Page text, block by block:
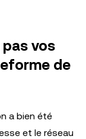
vos
de
a bien été
et le réseau